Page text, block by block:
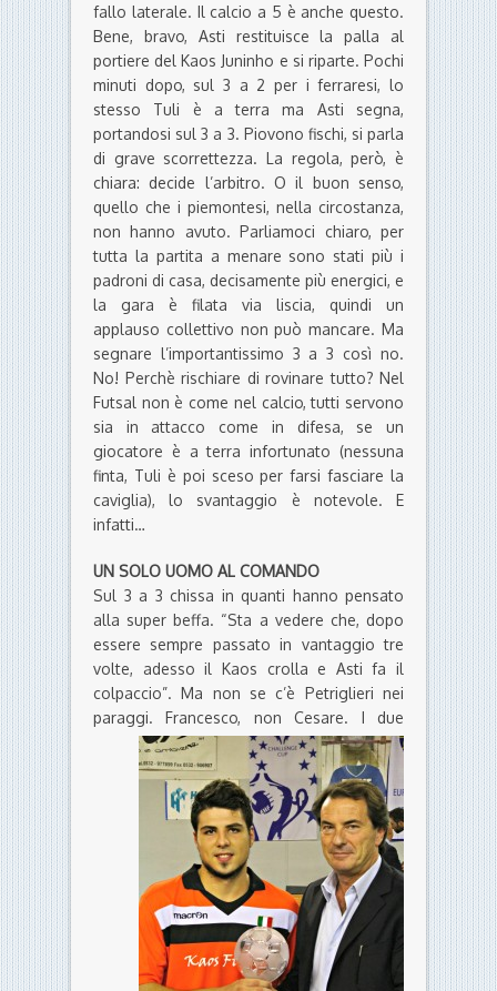
fallo laterale. Il calcio a 5 è anche questo.
Bene, bravo, Asti restituisce la palla al
portiere del Kaos Juninho e si riparte. Pochi
minuti dopo, sul 3 a 2 per i ferraresi, lo
stesso Tuli è a terra ma Asti segna,
portandosi sul 3 a 3. Piovono fischi, si parla
di grave scorrettezza. La regola, però, è
chiara: decide l’arbitro. O il buon senso,
quello che i piemontesi, nella circostanza,
non hanno avuto. Parliamoci chiaro, per
tutta la partita a menare sono stati più i
padroni di casa, decisamente più energici, e
la gara è filata via liscia, quindi un
applauso collettivo non può mancare. Ma
segnare l’importantissimo 3 a 3 così no.
No! Perchè rischiare di rovinare tutto? Nel
Futsal non è come nel calcio, tutti servono
sia in attacco come in difesa, se un
giocatore è a terra infortunato (nessuna
finta, Tuli è poi sceso per farsi fasciare la
caviglia), lo svantaggio è notevole. E
infatti…
UN SOLO UOMO AL COMANDO
Sul 3 a 3 chissa in quanti hanno pensato
alla super beffa. “Sta a vedere che, dopo
essere sempre passato in vantaggio tre
volte, adesso il Kaos crolla e Asti fa il
colpaccio”. Ma non se c’è Petriglieri nei
paraggi. Francesco, non Cesare. I due